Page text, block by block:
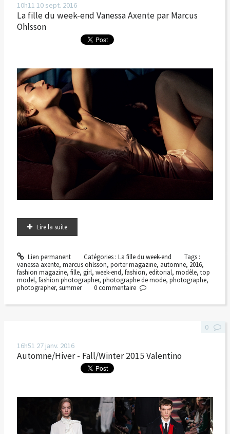
10h11 10 sept. 2016
La fille du week-end Vanessa Axente par Marcus
Ohlsson
Lire la suite
Lien permanent Catégories : La fille du week-end
Tags :
vanessa axente, marcus ohlsson, porter magazine, automne, 2016,
fashion magazine, fille, girl, week-end, fashion, editorial, modèle, top
model, fashion photographer, photographe de mode, photographe,
photographer, summer 0commentaire
16h51 27 janv. 2016
Automne/Hiver - Fall/Winter 2015 Valentino
0